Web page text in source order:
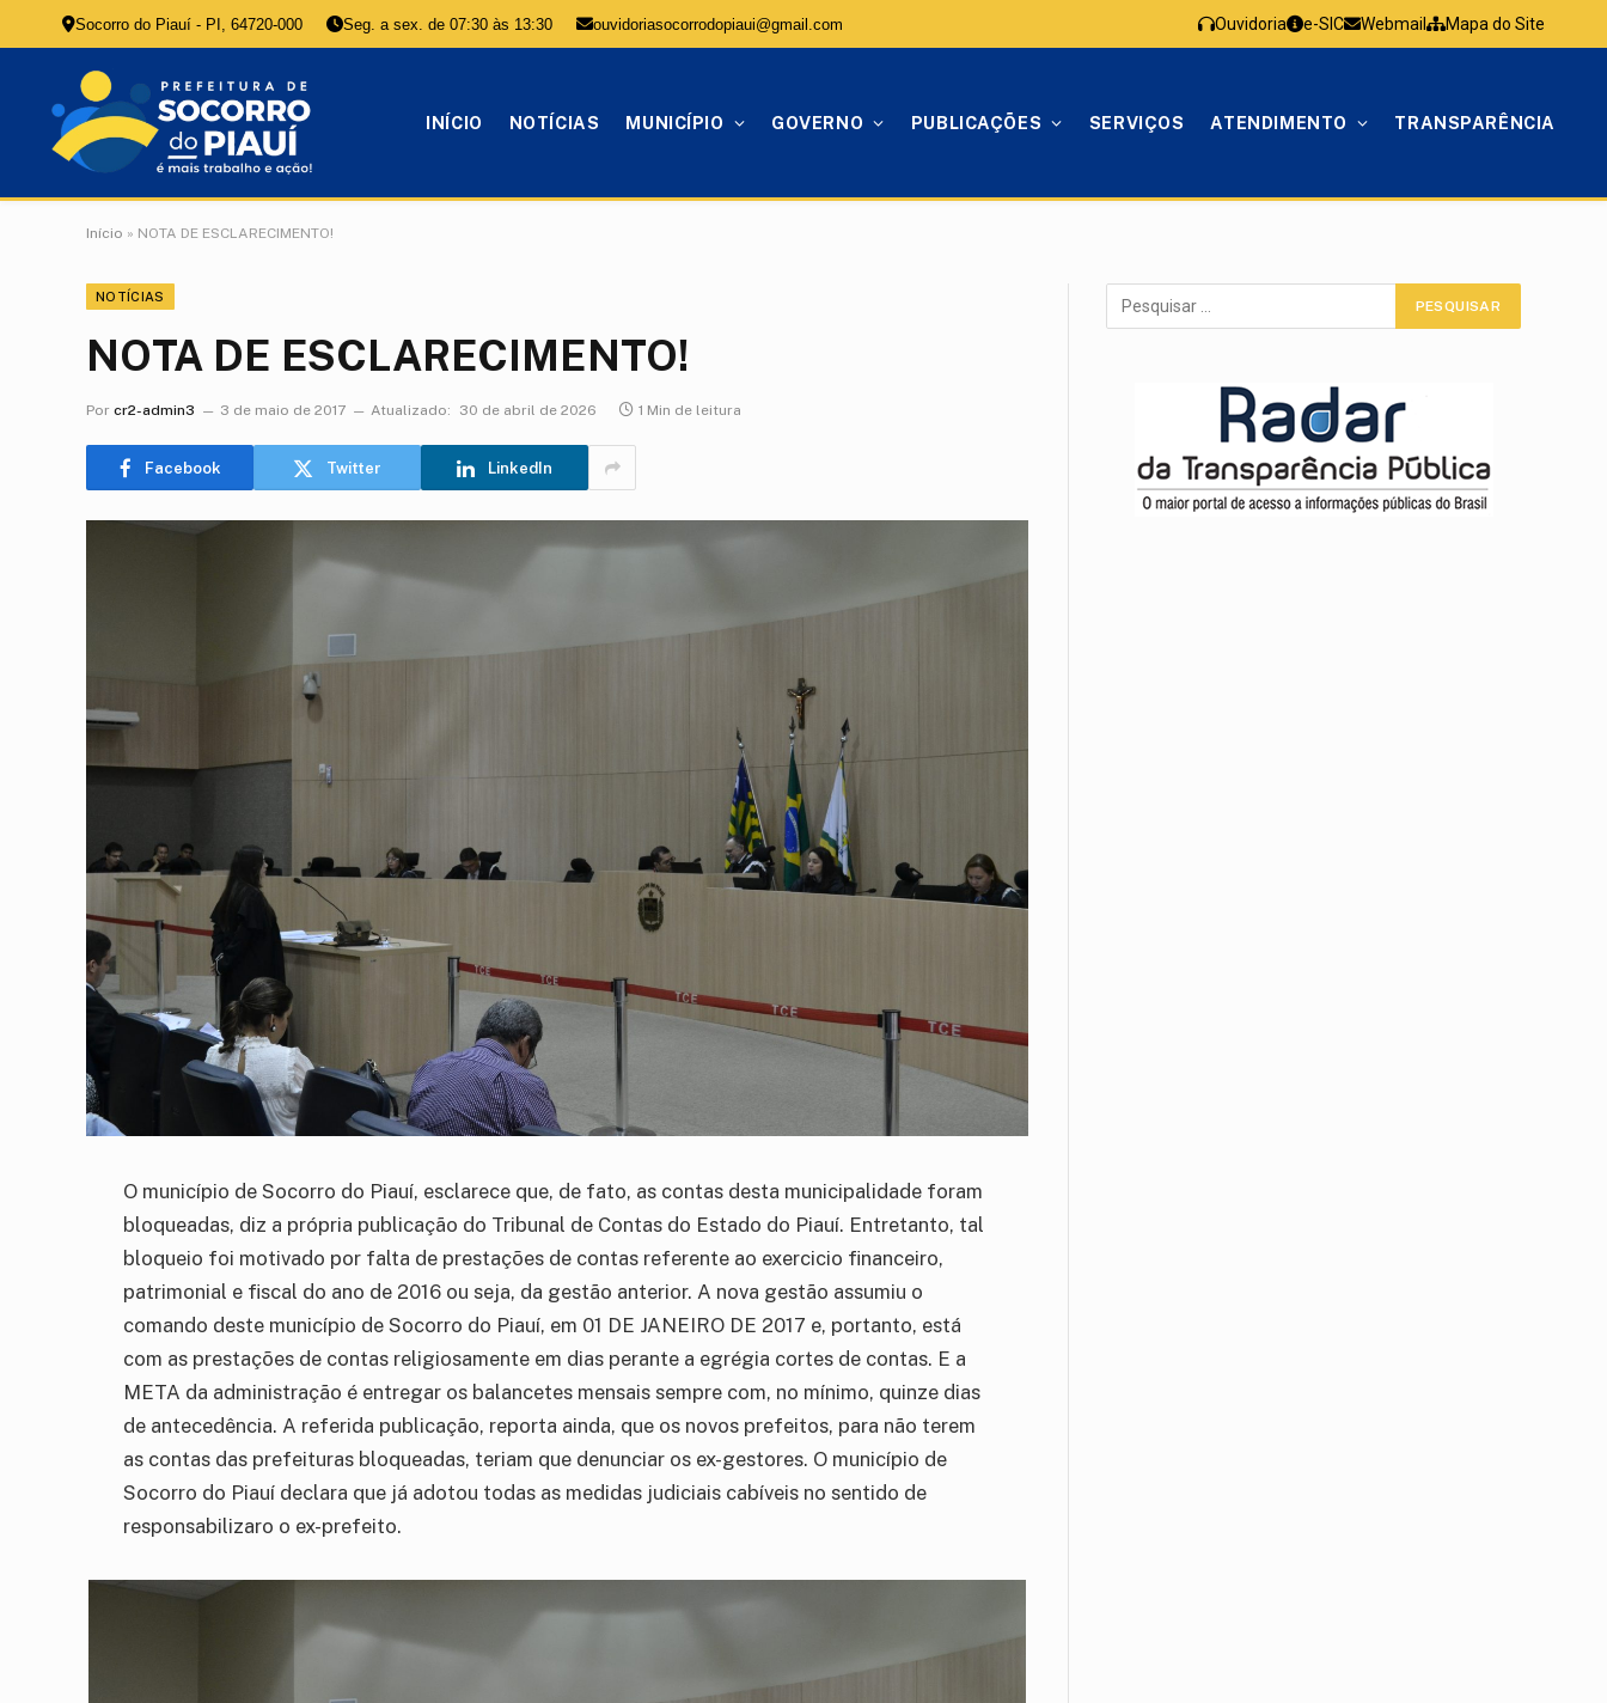
Socorro do Piauí - PI, 64720-000 Seg. a sex. de 07:30 às 13:30 ouvidoriasocorrodopiaui@gmail.com Ouvidoria e-SIC Webmail Mapa do Site
INÍCIO NOTÍCIAS MUNICÍPIO GOVERNO PUBLICAÇÕES SERVIÇOS ATENDIMENTO TRANSPARÊNCIA
Início » NOTA DE ESCLARECIMENTO!
NOTÍCIAS
NOTA DE ESCLARECIMENTO!
Por cr2-admin3 3 de maio de 2017 Atualizado: 30 de abril de 2026 1 Min de leitura
Facebook Twitter LinkedIn
O município de Socorro do Piauí, esclarece que, de fato, as contas desta municipalidade foram
bloqueadas, diz a própria publicação do Tribunal de Contas do Estado do Piauí. Entretanto, tal
bloqueio foi motivado por falta de prestações de contas referente ao exercicio financeiro,
patrimonial e fiscal do ano de 2016 ou seja, da gestão anterior. A nova gestão assumiu o
comando deste município de Socorro do Piauí, em 01 DE JANEIRO DE 2017 e, portanto, está
com as prestações de contas religiosamente em dias perante a egrégia cortes de contas. E a
META da administração é entregar os balancetes mensais sempre com, no mínimo, quinze dias
de antecedência. A referida publicação, reporta ainda, que os novos prefeitos, para não terem
as contas das prefeituras bloqueadas, teriam que denunciar os ex-gestores. O município de
Socorro do Piauí declara que já adotou todas as medidas judiciais cabíveis no sentido de
responsabilizaro o ex-prefeito.